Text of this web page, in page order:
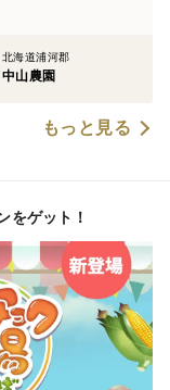
北海道浦河郡
中山農園
もっと見る
をゲット！